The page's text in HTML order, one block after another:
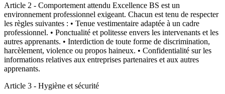
Article 2 - Comportement attendu Excellence BS est un
environnement professionnel exigeant. Chacun est tenu de respecter
les règles suivantes : • Tenue vestimentaire adaptée à un cadre
professionnel. • Ponctualité et politesse envers les intervenants et les
autres apprenants. • Interdiction de toute forme de discrimination,
harcèlement, violence ou propos haineux. • Confidentialité sur les
informations relatives aux entreprises partenaires et aux autres
apprenants.
Article 3 - Hygiène et sécurité